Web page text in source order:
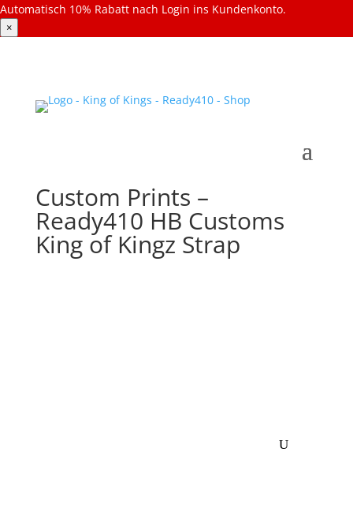
Automatisch 10% Rabatt nach Login ins Kundenkonto.
×
Custom Prints –
Ready410 HB Customs
King of Kingz Strap